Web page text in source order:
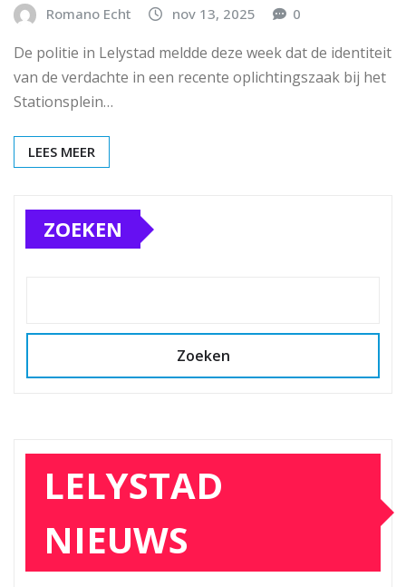
Romano Echt nov 13, 2025 0
De politie in Lelystad meldde deze week dat de identiteit
van de verdachte in een recente oplichtingszaak bij het
Stationsplein…
LEES MEER
ZOEKEN
Zoeken
LELYSTAD
NIEUWS